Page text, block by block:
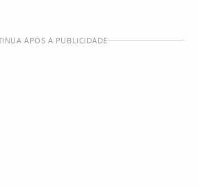
APÓS A PUBLICIDADE